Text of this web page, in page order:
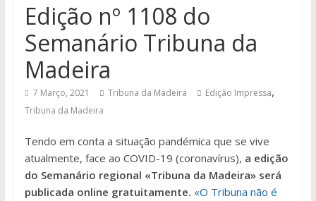
Edição nº 1108 do
Semanário Tribuna da
Madeira
7 Março, 2021 Tribuna da Madeira Edição Impressa,
Tribuna da Madeira
Tendo em conta a situação pandémica que se vive
atualmente, face ao COVID-19 (coronavírus), a edição
do Semanário regional «Tribuna da Madeira» será
publicada online gratuitamente. «O Tribuna não é